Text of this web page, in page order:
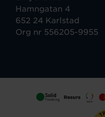
Hamngatan 4
652 24 Karlstad
Org nr 556205-9955